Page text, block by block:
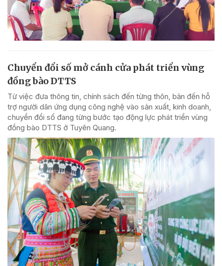
Chuyển đổi số mở cánh cửa phát triển vùng
đồng bào DTTS
Từ việc đưa thông tin, chính sách đến từng thôn, bản đến hỗ
trợ người dân ứng dụng công nghệ vào sản xuất, kinh doanh,
chuyển đổi số đang từng bước tạo động lực phát triển vùng
đồng bào DTTS ở Tuyên Quang.